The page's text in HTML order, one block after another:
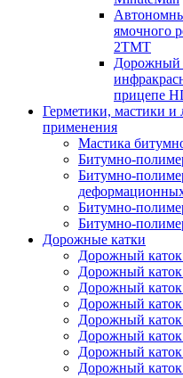
ямочного
2TMT
Дорожный
прицепе
Герметики, мастики и
применения
Мастика
Битумно-
Битумно-
Битумно-
Битумно-
Дорожные катки
Дорожный
Дорожный
Дорожный
Дорожный
Дорожный
Дорожный
Дорожный
Дорожный